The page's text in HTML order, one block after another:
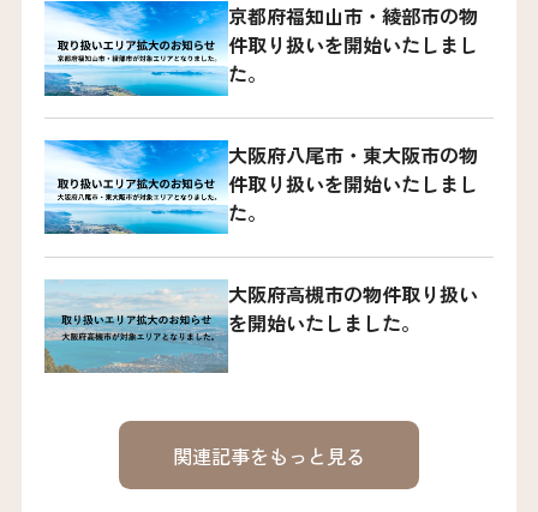
京都府福知山市・綾部市の物
件取り扱いを開始いたしまし
た。
大阪府八尾市・東大阪市の物
件取り扱いを開始いたしまし
た。
大阪府高槻市の物件取り扱い
を開始いたしました。
関連記事をもっと見る